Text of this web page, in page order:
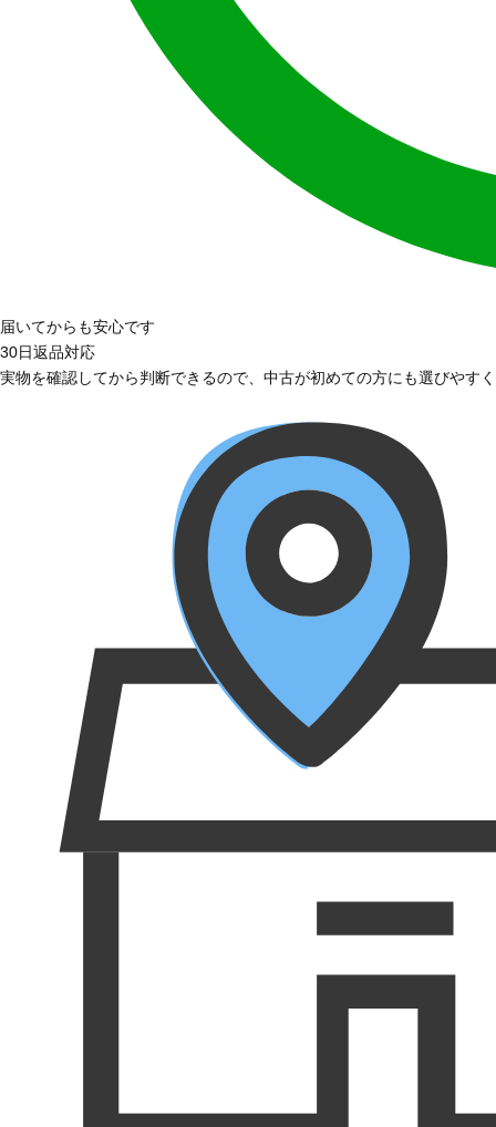
届いてからも安心です
30日返品対応
実物を確認してから判断できるので、中古が初めての方にも選びやす